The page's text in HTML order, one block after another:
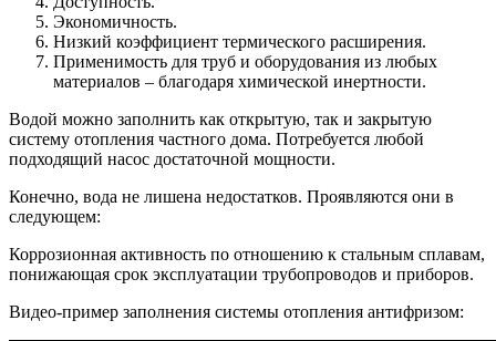
Экономичность.
Низкий коэффициент термического расширения.
Применимость для труб и оборудования из любых
материалов – благодаря химической инертности.
Водой можно заполнить как открытую, так и закрытую
систему отопления частного дома. Потребуется любой
подходящий насос достаточной мощности.
Конечно, вода не лишена недостатков. Проявляются они в
следующем:
Коррозионная активность по отношению к стальным сплавам,
понижающая срок эксплуатации трубопроводов и приборов.
Видео-пример заполнения системы отопления антифризом: